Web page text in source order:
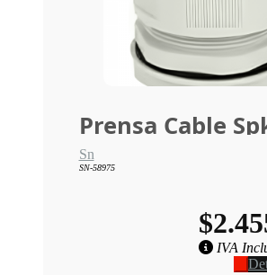
Prensa Cable
Sn
SN-58975
IVA